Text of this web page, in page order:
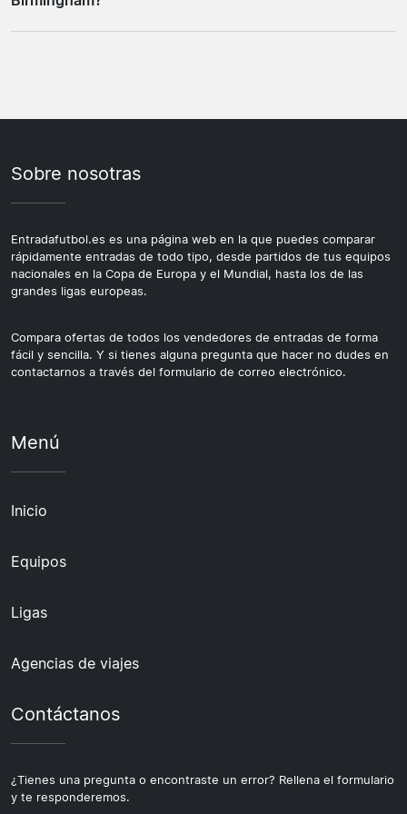
temporada.
regional o contra los equipos grandes. El estadio tiene
un carácter marcadamente inglés, compacto, con las
estadio moderno de nueva construcción.
de semana.
Sobre nosotras
Entradafutbol.es es una página web en la que puedes comparar
rápidamente entradas de todo tipo, desde partidos de tus equipos
nacionales en la Copa de Europa y el Mundial, hasta los de las
grandes ligas europeas.
Compara ofertas de todos los vendedores de entradas de forma
fácil y sencilla. Y si tienes alguna pregunta que hacer no dudes en
contactarnos a través del formulario de correo electrónico.
Menú
Inicio
Equipos
Ligas
Agencias de viajes
Contáctanos
¿Tienes una pregunta o encontraste un error? Rellena el formulario
y te responderemos.